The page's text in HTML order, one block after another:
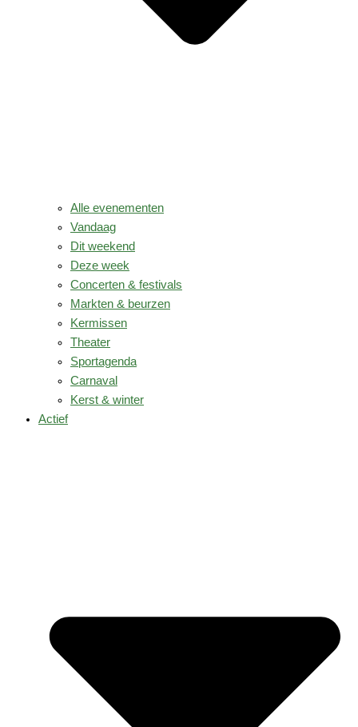
Alle evenementen
Vandaag
Dit weekend
Deze week
Concerten & festivals
Markten & beurzen
Kermissen
Theater
Sportagenda
Carnaval
Kerst & winter
Actief